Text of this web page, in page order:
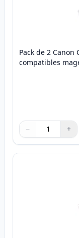
Pack de 2 Canon
compatibles
Quantité
Utilisez les
− +
Quantité